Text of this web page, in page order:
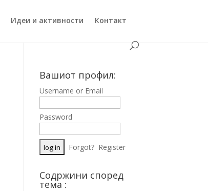
Идеи и активности Контакт
Вашиот профил:
Username or Email
Password
Forgot? Register
Содржини според
тема :